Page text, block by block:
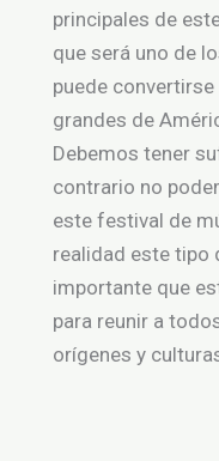
principales de
que será uno de
puede
grandes de
Debemos tener
contrario no
este festival de
realidad este tipo
importante que
para reunir a
orígenes y